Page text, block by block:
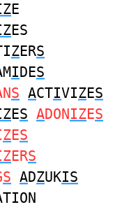
E
ES
ZERS
IDES
S ACTIVIZES
ES ADONIZES
ZES
ERS
S ADZUKIS